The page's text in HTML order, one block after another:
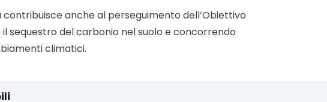
anche al perseguimento dell’Obiettivo
sequestro del carbonio nel suolo e concorrendo
climatici.